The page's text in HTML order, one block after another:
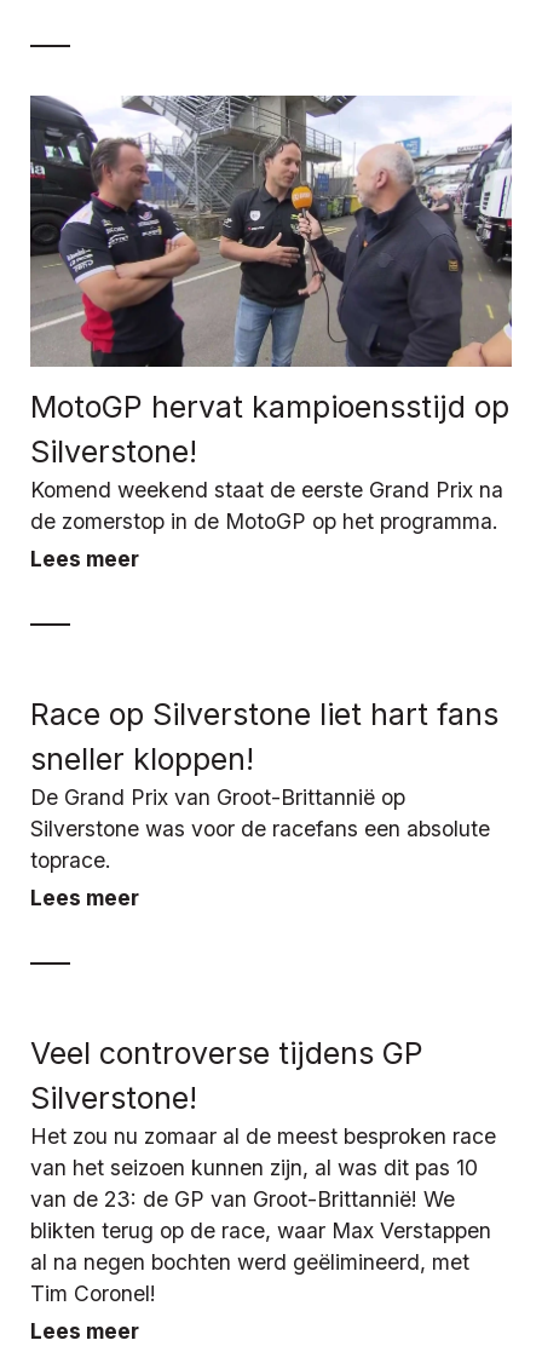
MotoGP hervat kampioensstijd op
Silverstone!
Komend weekend staat de eerste Grand Prix na
de zomerstop in de MotoGP op het programma.
Lees meer
Race op Silverstone liet hart fans
sneller kloppen!
De Grand Prix van Groot-Brittannië op
Silverstone was voor de racefans een absolute
toprace.
Lees meer
Veel controverse tijdens GP
Silverstone!
Het zou nu zomaar al de meest besproken race
van het seizoen kunnen zijn, al was dit pas 10
van de 23: de GP van Groot-Brittannië! We
blikten terug op de race, waar Max Verstappen
al na negen bochten werd geëlimineerd, met
Tim Coronel!
Lees meer